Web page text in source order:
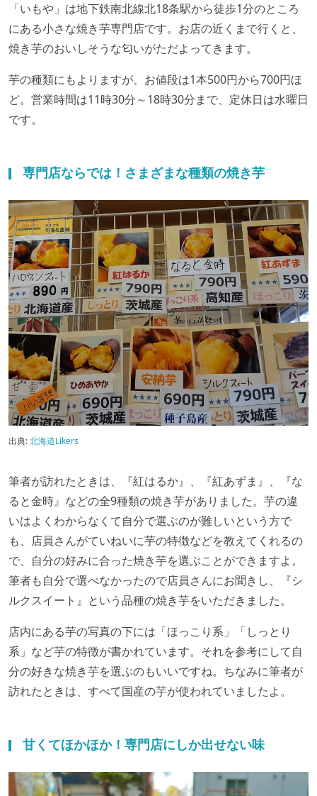
「いもや」は地下鉄南北線北18条駅から徒歩1分のところ
にある小さな焼き芋専門店です。お店の近くまで行くと、
焼き芋のおいしそうな匂いがただよってきます。
芋の種類にもよりますが、お値段は1本500円から700円ほ
ど。営業時間は11時30分～18時30分まで、定休日は水曜日
です。
専門店ならでは！さまざまな種類の焼き芋
出典:北海道Likers
筆者が訪れたときは、『紅はるか』、『紅あずま』、『な
ると金時』などの全9種類の焼き芋がありました。芋の違
いはよくわからなくて自分で選ぶのが難しいという方で
も、店員さんがていねいに芋の特徴などを教えてくれるの
で、自分の好みに合った焼き芋を選ぶことができますよ。
筆者も自分で選べなかったので店員さんにお聞きし、『シ
ルクスイート』という品種の焼き芋をいただきました。
店内にある芋の写真の下には「ほっこり系」「しっとり
系」など芋の特徴が書かれています。それを参考にして自
分の好きな焼き芋を選ぶのもいいですね。ちなみに筆者が
訪れたときは、すべて国産の芋が使われていましたよ。
甘くてほかほか！専門店にしか出せない味